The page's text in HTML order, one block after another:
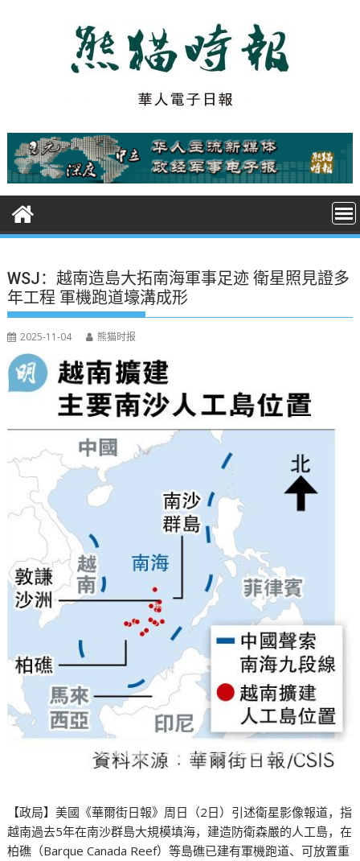
t
WSJ：越南造島大拓南海軍事足迹 衛星照見證多
年工程 軍機跑道壕溝成形
2025-11-04 熊猫时报
【政局】美國《華爾街日報》周日（2日）引述衛星影像報道，指
越南過去5年在南沙群島大規模填海，建造防衛森嚴的人工島，在
柏礁（Barque Canada Reef）等島礁已建有軍機跑道、可放置重